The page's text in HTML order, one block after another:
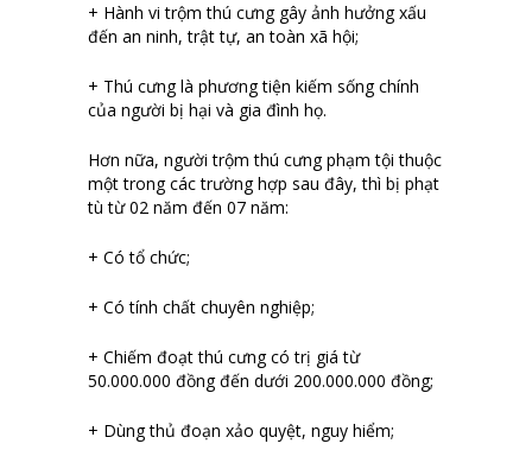
+ Hành vi trộm thú cưng gây ảnh hưởng xấu
đến an ninh, trật tự, an toàn xã hội;
+ Thú cưng là phương tiện kiếm sống chính
của người bị hại và gia đình họ.
Hơn nữa, người trộm thú cưng phạm tội thuộc
một trong các trường hợp sau đây, thì bị phạt
tù từ 02 năm đến 07 năm:
+ Có tổ chức;
+ Có tính chất chuyên nghiệp;
+ Chiếm đoạt thú cưng có trị giá từ
50.000.000 đồng đến dưới 200.000.000 đồng;
+ Dùng thủ đoạn xảo quyệt, nguy hiểm;